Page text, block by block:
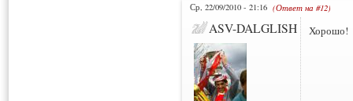
Ср, 22/09/2010 - 21:16 (Ответ на #12)
ASV-DALGLISH Хорошо!